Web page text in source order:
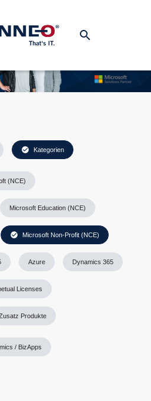
Suchen
search
check_circle Kategorien
(NCE)
Microsoft Education (NCE)
check_circle Microsoft Non-Profit (NCE)
/ BizApps
Azure Dynamics 365
Licenses
Produkte